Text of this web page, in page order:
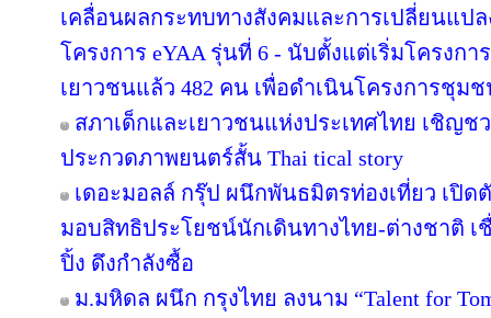
เคลื่อนผลกระทบทางสังคมและการเปลี่ยนแป
โครงการ eYAA รุ่นที่ 6 - นับตั้งแต่เริ่มโครงกา
เยาวชนแล้ว 482 คน เพื่อดำเนินโครงการชุมช
สภาเด็กและเยาวชนแห่งประเทศไทย เชิญช
ประกวดภาพยนตร์สั้น Thai tical story
เดอะมอลล์ กรุ๊ป ผนึกพันธมิตรท่องเที่ยว เปิดตั
มอบสิทธิประโยชน์นักเดินทางไทย-ต่างชาติ เ
ปิ้ง ดึงกำลังซื้อ
ม.มหิดล ผนึก กรุงไทย ลงนาม “Talent for